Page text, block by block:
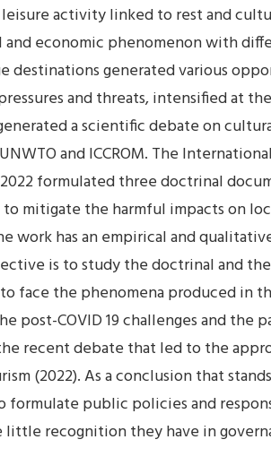
activity linked to rest and
economic phenomenon with
destinations generated various
and threats, intensified at
a scientific debate on
and ICCROM. The
formulated three doctrinal
mitigate the harmful impacts on
has an empirical and
is to study the doctrinal and
face the phenomena produced in
post-COVID 19 challenges and the
recent debate that led to the
(2022). As a conclusion that
formulate public policies and
little recognition they have in